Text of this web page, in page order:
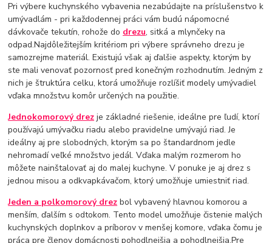
Pri výbere kuchynského vybavenia nezabúdajte na príslušenstvo k
umývadlám - pri každodennej práci vám budú nápomocné
dávkovače tekutín, rohože do drezu, sitká a mlynčeky na
odpad.Najdôležitejším kritériom pri výbere správneho drezu je
samozrejme materiál. Existujú však aj ďalšie aspekty, ktorým by
ste mali venovať pozornosť pred konečným rozhodnutím. Jedným z
nich je štruktúra celku, ktorá umožňuje rozlíšiť modely umývadiel
vďaka množstvu komôr určených na použitie.
Jednokomorový drez je základné riešenie, ideálne pre ľudí, ktorí
používajú umývačku riadu alebo pravidelne umývajú riad. Je
ideálny aj pre slobodných, ktorým sa po štandardnom jedle
nehromadí veľké množstvo jedál. Vďaka malým rozmerom ho
môžete nainštalovať aj do malej kuchyne. V ponuke je aj drez s
jednou misou a odkvapkávačom, ktorý umožňuje umiestniť riad.
Jeden a polkomorový drez bol vybavený hlavnou komorou a
menším, ďalším s odtokom. Tento model umožňuje čistenie malých
kuchynských doplnkov a príborov v menšej komore, vďaka čomu je
práca pre členov domácnosti pohodlnejšia a pohodlnejšia.Pre